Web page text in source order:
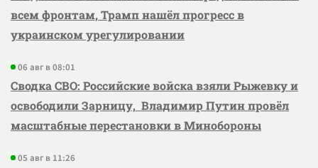
всем фронтам, Трамп нашёл прогресс в
украинском урегулировании
06 авг в 08:01
Сводка СВО: Российские войска взяли Рыжевку и
освободили Зарницу, Владимир Путин провёл
масштабные перестановки в Минобороны
05 авг в 11:26